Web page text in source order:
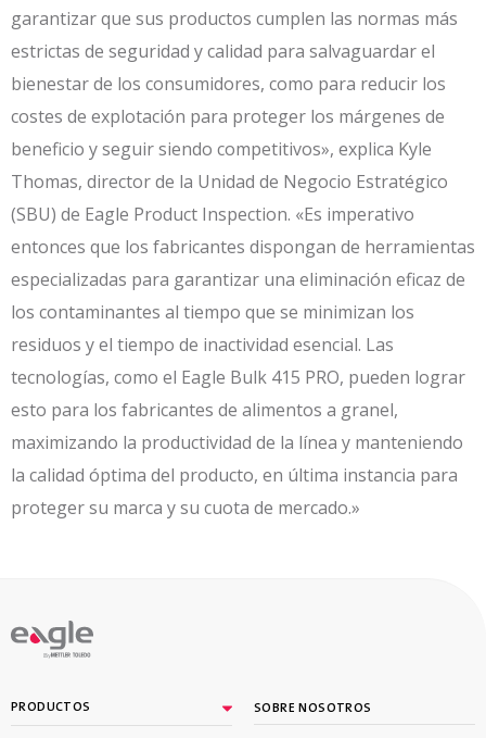
garantizar que sus productos cumplen las normas más
estrictas de seguridad y calidad para salvaguardar el
bienestar de los consumidores, como para reducir los
costes de explotación para proteger los márgenes de
beneficio y seguir siendo competitivos», explica Kyle
Thomas, director de la Unidad de Negocio Estratégico
(SBU) de Eagle Product Inspection. «Es imperativo
entonces que los fabricantes dispongan de herramientas
especializadas para garantizar una eliminación eficaz de
los contaminantes al tiempo que se minimizan los
residuos y el tiempo de inactividad esencial. Las
tecnologías, como el Eagle Bulk 415 PRO, pueden lograr
esto para los fabricantes de alimentos a granel,
maximizando la productividad de la línea y manteniendo
la calidad óptima del producto, en última instancia para
proteger su marca y su cuota de mercado.»
By
PRODUCTOS SOBRE NOSOTROS